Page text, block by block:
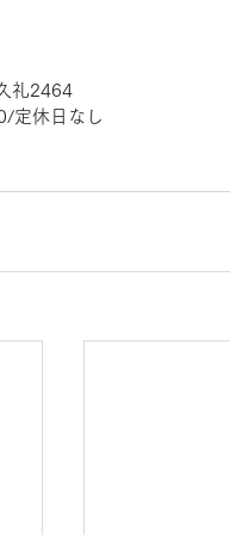
礼2464
定休日なし